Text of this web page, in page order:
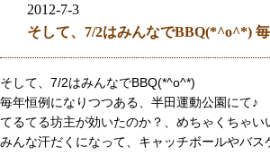
2012-7-3
そして、7/2はみんなでBBQ(*^o^*)
そして、7/2はみんなでBBQ(*^o^*)
毎年恒例になりつつある、半田運動公園にて♪
てるてる坊主が効いたのか？、めちゃくちゃい
みんな汗だくになって、キャッチボールやバス